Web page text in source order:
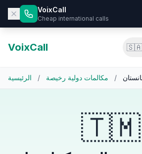
VoixCall
Cheap international calls
VoixCall 🇸🇦
الرئيسية / مكالمات دولية رخيصة /
🇹🇲